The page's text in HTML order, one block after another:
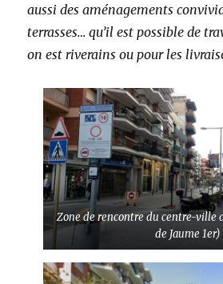
aussi des aménagements
terrasses… qu’il est possible de
on est riverains ou pour les
Zone de rencontre du centre-ville
de Jaume 1er)